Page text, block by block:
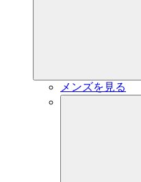
メンズを見る